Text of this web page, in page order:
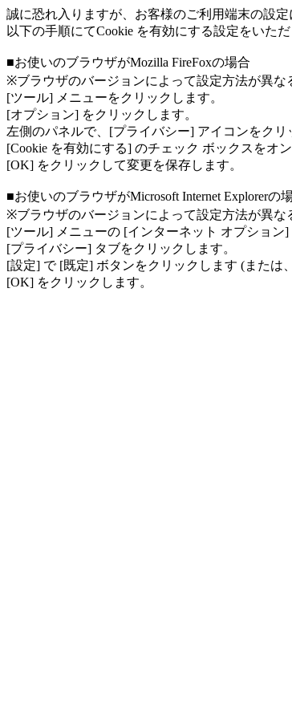
誠に恐れ入りますが、お客様のご利用端末の設
以下の手順にてCookie を有効にする設定をいた
■お使いのブラウザがMozilla FireFoxの場合
※ブラウザのバージョンによって設定方法が異な
[ツール] メニューをクリックします。
[オプション] をクリックします。
左側のパネルで、[プライバシー] アイコンをクリ
[Cookie を有効にする] のチェック ボックスをオン
[OK] をクリックして変更を保存します。
■お使いのブラウザがMicrosoft Internet Explorerの
※ブラウザのバージョンによって設定方法が異な
[ツール] メニューの [インターネット オプション]
[プライバシー] タブをクリックします。
[設定] で [既定] ボタンをクリックします (または
[OK] をクリックします。